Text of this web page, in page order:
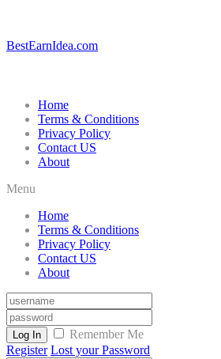
BestEarnIdea.com
Home
Terms & Conditions
Privacy Policy
Contact US
About
Menu
Home
Terms & Conditions
Privacy Policy
Contact US
About
Log In
Remember Me
Register Lost your Password